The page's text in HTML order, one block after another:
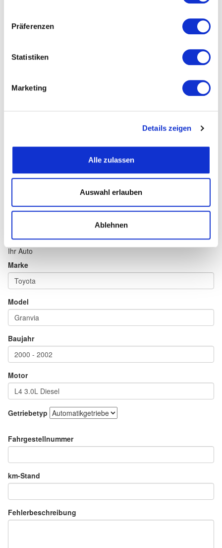
Präferenzen
Statistiken
Marketing
Details zeigen
Alle zulassen
Auswahl erlauben
Ablehnen
Straße und Nummer
Fax
Email
Ihr Auto
Marke
Model
Baujahr
Motor
Getriebetyp
Fahrgestellnummer
km-Stand
Fehlerbeschreibung